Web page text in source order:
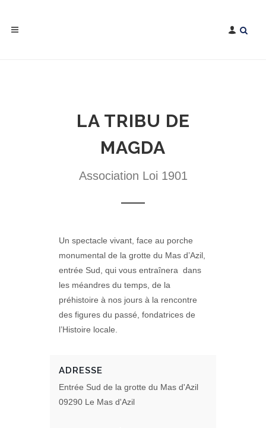
LA TRIBU DE
MAGDA
Association Loi 1901
Un spectacle vivant, face au porche
monumental de la grotte du Mas d’Azil,
entrée Sud, qui vous entraînera dans
les méandres du temps, de la
préhistoire à nos jours à la rencontre
des figures du passé, fondatrices de
l’Histoire locale.
ADRESSE
Entrée Sud de la grotte du Mas d'Azil
09290 Le Mas d'Azil